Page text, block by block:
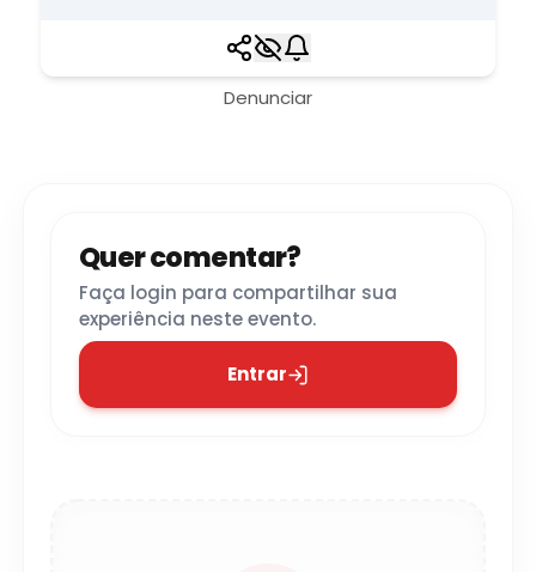
Denunciar
Quer comentar?
Faça login para compartilhar sua
experiência neste evento.
Entrar